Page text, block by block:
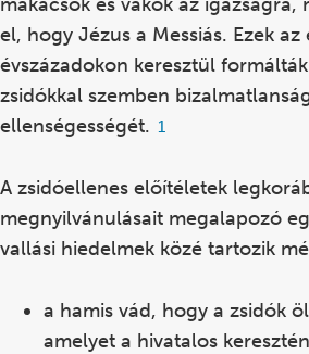
el, hogy Jézus a Messiás. Ezek az
évszázadokon keresztül
zsidókkal szemben
ellenségességét. Footnote
1
A zsidóellenes előítéletek
megnyilvánulásait megalapozó
vallási hiedelmek közé tartozik
a hamis vád, hogy a zsidók
amelyet a hivatalos